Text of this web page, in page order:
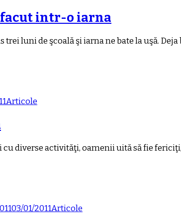
intr-o iarna
trei luni de şcoală şi iarna ne bate la uşă.
Articole
diverse activităţi, oamenii uită să fie
03/01/2011Articole